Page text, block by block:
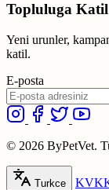
Topluluga Katil
Yeni urunler,
katil.
E-posta
© 2026 ByPetVet.
Turkce